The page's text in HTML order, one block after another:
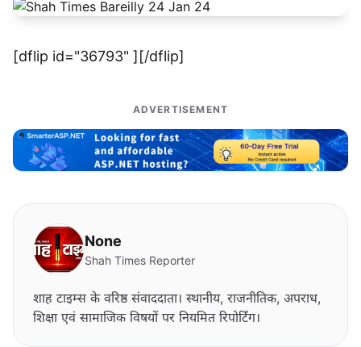
[dflip id="36793" ][/dflip]
ADVERTISEMENT
None
Shah Times Reporter
शाह टाइम्स के वरिष्ठ संवाददाता। स्थानीय, राजनीतिक, अपराध,
शिक्षा एवं सामाजिक विषयों पर नियमित रिपोर्टिंग।